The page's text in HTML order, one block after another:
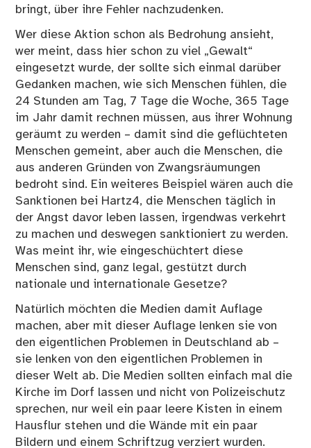
bringt, über ihre Fehler nachzudenken.
Wer diese Aktion schon als Bedrohung ansieht,
wer meint, dass hier schon zu viel „Gewalt“
eingesetzt wurde, der sollte sich einmal darüber
Gedanken machen, wie sich Menschen fühlen, die
24 Stunden am Tag, 7 Tage die Woche, 365 Tage
im Jahr damit rechnen müssen, aus ihrer Wohnung
geräumt zu werden – damit sind die geflüchteten
Menschen gemeint, aber auch die Menschen, die
aus anderen Gründen von Zwangsräumungen
bedroht sind. Ein weiteres Beispiel wären auch die
Sanktionen bei Hartz4, die Menschen täglich in
der Angst davor leben lassen, irgendwas verkehrt
zu machen und deswegen sanktioniert zu werden.
Was meint ihr, wie eingeschüchtert diese
Menschen sind, ganz legal, gestützt durch
nationale und internationale Gesetze?
Natürlich möchten die Medien damit Auflage
machen, aber mit dieser Auflage lenken sie von
den eigentlichen Problemen in Deutschland ab –
sie lenken von den eigentlichen Problemen in
dieser Welt ab. Die Medien sollten einfach mal die
Kirche im Dorf lassen und nicht von Polizeischutz
sprechen, nur weil ein paar leere Kisten in einem
Hausflur stehen und die Wände mit ein paar
Bildern und einem Schriftzug verziert wurden.